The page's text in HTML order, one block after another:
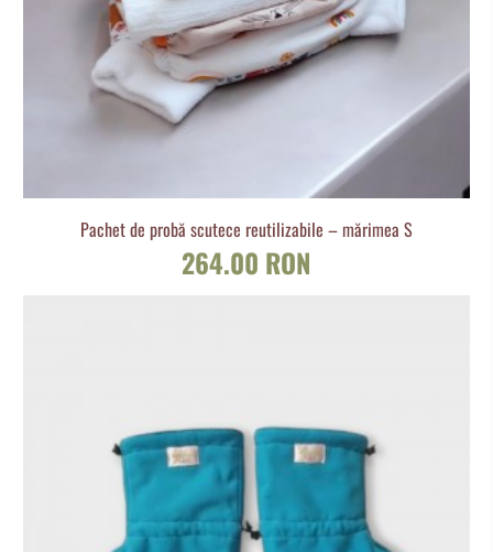
Pachet de probă scutece reutilizabile – mărimea S
264.00 RON